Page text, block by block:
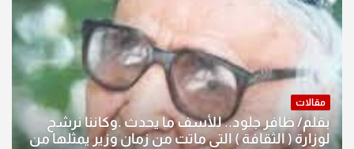
مقالات
بقلم/ ظافر جلود.. للأسف ما يحدث .وكاننا نرشح
لوزارة ( الثقافة ) التي ماتت من زمان وزير يمثلها من